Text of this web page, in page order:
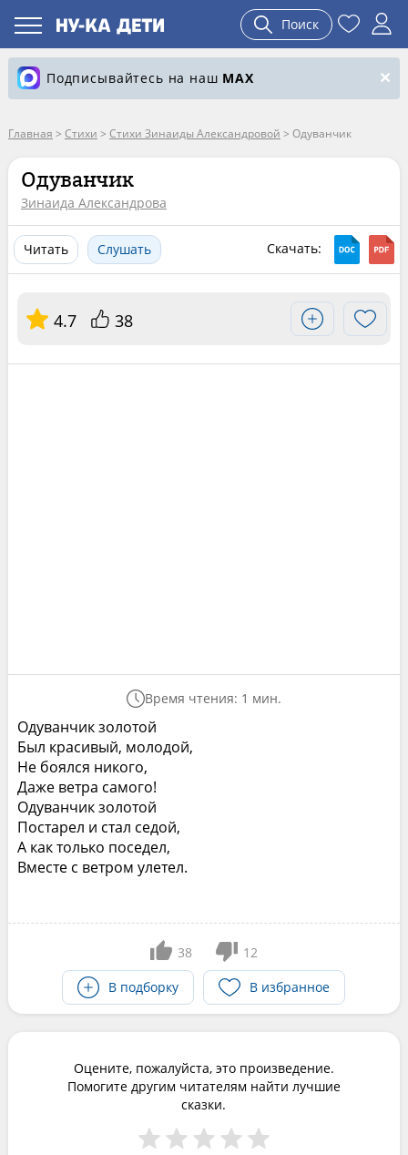
Поиск
Подписывайтесь на наш MAX
Главная > Стихи > Стихи Зинаиды Александровой > Одуванчик
Одуванчик
Зинаида Александрова
Читать Слушать Скачать:
4.7 38
Время чтения: 1 мин.
Одуванчик золотой
Был красивый, молодой,
Не боялся никого,
Даже ветра самого!
Одуванчик золотой
Постарел и стал седой,
А как только поседел,
Вместе с ветром улетел.
38
12
В подборку
В избранное
Оцените, пожалуйста, это произведение.
Помогите другим читателям найти лучшие
сказки.